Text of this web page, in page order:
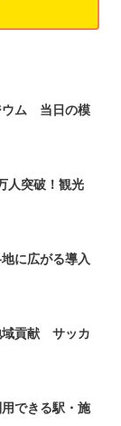
ウム 当日の模
人突破！観光
に広がる導入
域貢献 サッカ
できる駅・施